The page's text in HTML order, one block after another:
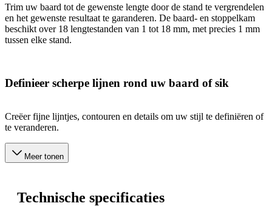
Trim uw baard tot de gewenste lengte door de stand te vergrendelen
en het gewenste resultaat te garanderen. De baard- en stoppelkam
beschikt over 18 lengtestanden van 1 tot 18 mm, met precies 1 mm
tussen elke stand.
Definieer scherpe lijnen rond uw baard of sik
Creëer fijne lijntjes, contouren en details om uw stijl te definiëren of
te veranderen.
Meer tonen
Technische specificaties